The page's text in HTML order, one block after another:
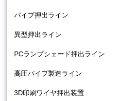
パイプ押出ライン
異型押出ライン
PCランプシェード押出ライン
高圧パイプ製造ライン
3D印刷ワイヤ押出装置